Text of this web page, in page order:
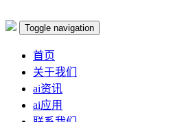
Toggle navigation
首页
关于我们
ai资讯
ai应用